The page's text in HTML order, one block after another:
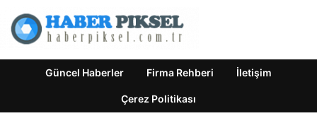
Güncel Haberler Firma Rehberi İletişim
Çerez Politikası